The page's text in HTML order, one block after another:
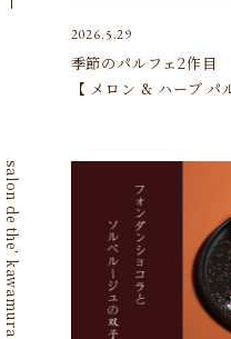
2026.5.29
季節のパルフェ2作目
【 メロン & ハーブ パ
salon de the’ kawamura